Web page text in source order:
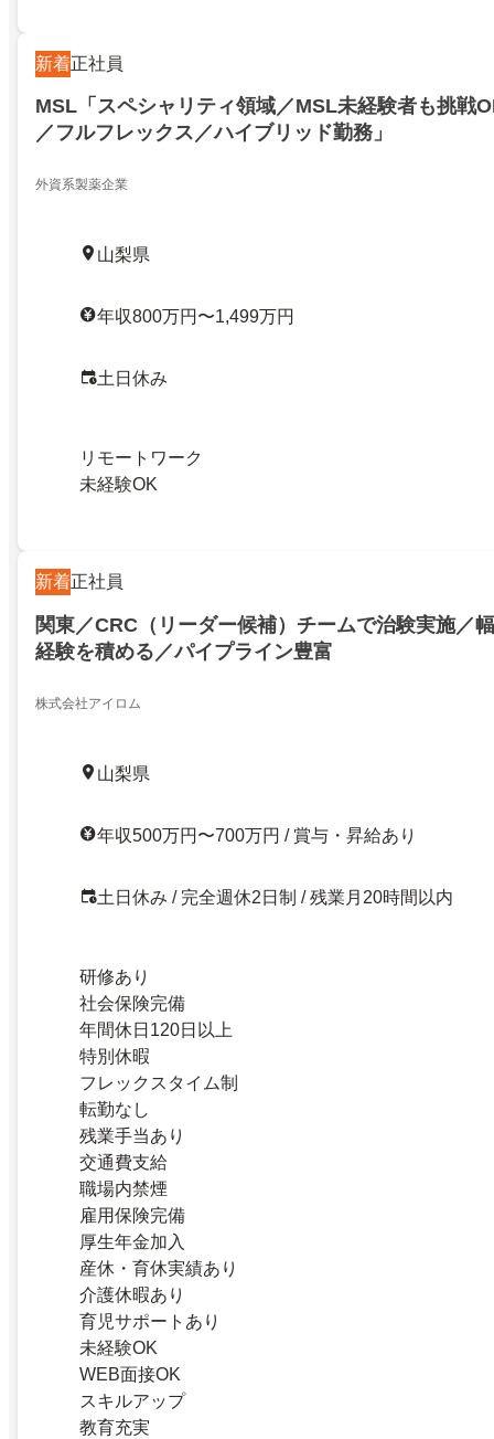
新着正社員
MSL「スペシャリティ領域／MSL未経験者も挑戦
／フルフレックス／ハイブリッド勤務」
外資系製薬企業
山梨県
年収800万円〜1,499万円
土日休み
リモートワーク
未経験OK
新着正社員
関東／CRC（リーダー候補）チームで治験実施／
経験を積める／パイプライン豊富
株式会社アイロム
山梨県
年収500万円〜700万円 / 賞与・昇給あり
土日休み / 完全週休2日制 / 残業月20時間以内
研修あり
社会保険完備
年間休日120日以上
特別休暇
フレックスタイム制
転勤なし
残業手当あり
交通費支給
職場内禁煙
雇用保険完備
厚生年金加入
産休・育休実績あり
介護休暇あり
育児サポートあり
未経験OK
WEB面接OK
スキルアップ
教育充実